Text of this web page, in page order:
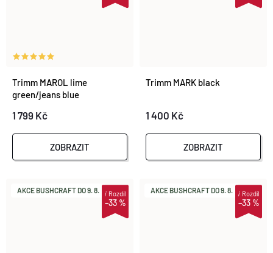
Trimm MAROL lime
green/jeans blue
1 799 Kč
ZOBRAZIT
Trimm MARK black
1 400 Kč
ZOBRAZIT
AKCE BUSHCRAFT DO 9. 8.
–33 %
iRozdíl AKCE BUSHCRAFT DO 9. 8.
–33 %
iRozdíl